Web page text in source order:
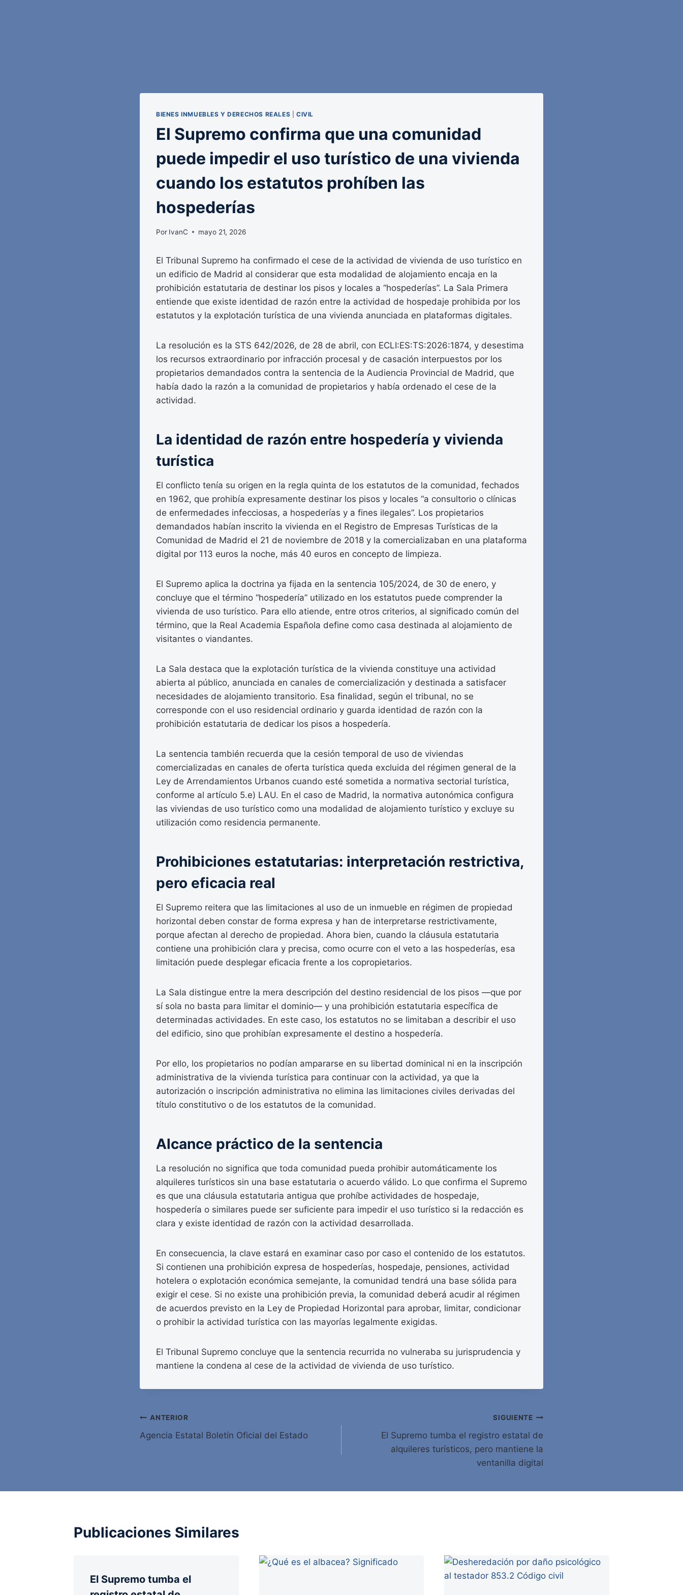
BIENES INMUEBLES Y DERECHOS REALES |CIVIL
El Supremo confirma que una comunidad
puede impedir el uso turístico de una vivienda
cuando los estatutos prohíben las
hospederías
Por IvanC mayo 21, 2026
El Tribunal Supremo ha confirmado el cese de la actividad de vivienda de uso turístico en
un edificio de Madrid al considerar que esta modalidad de alojamiento encaja en la
prohibición estatutaria de destinar los pisos y locales a “hospederías”. La Sala Primera
entiende que existe identidad de razón entre la actividad de hospedaje prohibida por los
estatutos y la explotación turística de una vivienda anunciada en plataformas digitales.
La resolución es la STS 642/2026, de 28 de abril, con ECLI:ES:TS:2026:1874, y desestima
los recursos extraordinario por infracción procesal y de casación interpuestos por los
propietarios demandados contra la sentencia de la Audiencia Provincial de Madrid, que
había dado la razón a la comunidad de propietarios y había ordenado el cese de la
actividad.
La identidad de razón entre hospedería y vivienda
turística
El conflicto tenía su origen en la regla quinta de los estatutos de la comunidad, fechados
en 1962, que prohibía expresamente destinar los pisos y locales “a consultorio o clínicas
de enfermedades infecciosas, a hospederías y a fines ilegales”. Los propietarios
demandados habían inscrito la vivienda en el Registro de Empresas Turísticas de la
Comunidad de Madrid el 21 de noviembre de 2018 y la comercializaban en una plataforma
digital por 113 euros la noche, más 40 euros en concepto de limpieza.
El Supremo aplica la doctrina ya fijada en la sentencia 105/2024, de 30 de enero, y
concluye que el término “hospedería” utilizado en los estatutos puede comprender la
vivienda de uso turístico. Para ello atiende, entre otros criterios, al significado común del
término, que la Real Academia Española define como casa destinada al alojamiento de
visitantes o viandantes.
La Sala destaca que la explotación turística de la vivienda constituye una actividad
abierta al público, anunciada en canales de comercialización y destinada a satisfacer
necesidades de alojamiento transitorio. Esa finalidad, según el tribunal, no se
corresponde con el uso residencial ordinario y guarda identidad de razón con la
prohibición estatutaria de dedicar los pisos a hospedería.
La sentencia también recuerda que la cesión temporal de uso de viviendas
comercializadas en canales de oferta turística queda excluida del régimen general de la
Ley de Arrendamientos Urbanos cuando esté sometida a normativa sectorial turística,
conforme al artículo 5.e) LAU. En el caso de Madrid, la normativa autonómica configura
las viviendas de uso turístico como una modalidad de alojamiento turístico y excluye su
utilización como residencia permanente.
Prohibiciones estatutarias: interpretación restrictiva,
pero eficacia real
El Supremo reitera que las limitaciones al uso de un inmueble en régimen de propiedad
horizontal deben constar de forma expresa y han de interpretarse restrictivamente,
porque afectan al derecho de propiedad. Ahora bien, cuando la cláusula estatutaria
contiene una prohibición clara y precisa, como ocurre con el veto a las hospederías, esa
limitación puede desplegar eficacia frente a los copropietarios.
La Sala distingue entre la mera descripción del destino residencial de los pisos —que por
sí sola no basta para limitar el dominio— y una prohibición estatutaria específica de
determinadas actividades. En este caso, los estatutos no se limitaban a describir el uso
del edificio, sino que prohibían expresamente el destino a hospedería.
Por ello, los propietarios no podían ampararse en su libertad dominical ni en la inscripción
administrativa de la vivienda turística para continuar con la actividad, ya que la
autorización o inscripción administrativa no elimina las limitaciones civiles derivadas del
título constitutivo o de los estatutos de la comunidad.
Alcance práctico de la sentencia
La resolución no significa que toda comunidad pueda prohibir automáticamente los
alquileres turísticos sin una base estatutaria o acuerdo válido. Lo que confirma el Supremo
es que una cláusula estatutaria antigua que prohíbe actividades de hospedaje,
hospedería o similares puede ser suficiente para impedir el uso turístico si la redacción es
clara y existe identidad de razón con la actividad desarrollada.
En consecuencia, la clave estará en examinar caso por caso el contenido de los estatutos.
Si contienen una prohibición expresa de hospederías, hospedaje, pensiones, actividad
hotelera o explotación económica semejante, la comunidad tendrá una base sólida para
exigir el cese. Si no existe una prohibición previa, la comunidad deberá acudir al régimen
de acuerdos previsto en la Ley de Propiedad Horizontal para aprobar, limitar, condicionar
o prohibir la actividad turística con las mayorías legalmente exigidas.
El Tribunal Supremo concluye que la sentencia recurrida no vulneraba su jurisprudencia y
mantiene la condena al cese de la actividad de vivienda de uso turístico.
Navegación
de
ANTERIOR
Agencia Estatal Boletín Oficial del Estado
SIGUIENTE
El Supremo tumba el registro estatal de
alquileres turísticos, pero mantiene la
ventanilla digital
Publicaciones Similares
El Supremo tumba el